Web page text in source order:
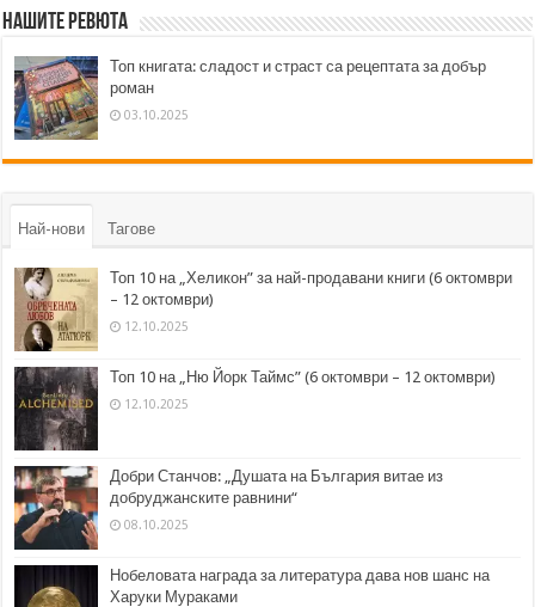
Нашите ревюта
Топ книгата: сладост и страст са рецептата за добър
роман
03.10.2025
Най-нови Тагове
Топ 10 на „Хеликон” за най-продавани книги (6 октомври
– 12 октомври)
12.10.2025
Топ 10 на „Ню Йорк Таймс” (6 октомври – 12 октомври)
12.10.2025
Добри Станчов: „Душата на България витае из
добруджанските равнини“
08.10.2025
Нобеловата награда за литература дава нов шанс на
Харуки Мураками